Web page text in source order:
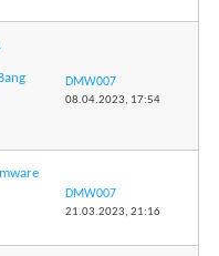
DMW007
08.04.2023, 17:54
DMW007
21.03.2023, 21:16